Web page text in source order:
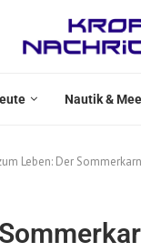
Nautik &
Leben: Der